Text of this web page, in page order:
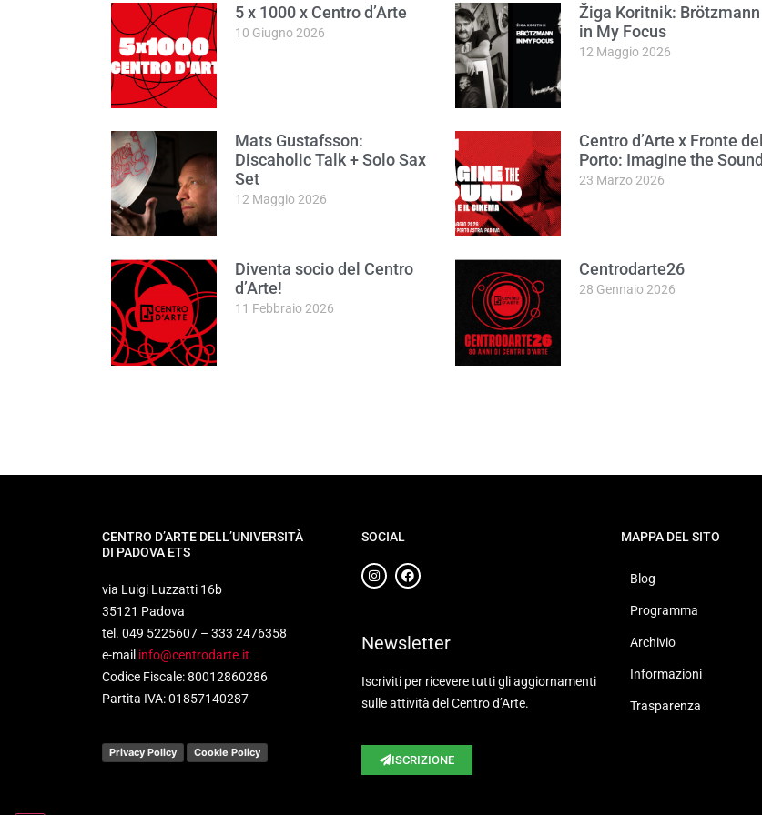
5 x 1000 x Centro d’Arte
10 Giugno 2026
Žiga Koritnik: Brötzmann
in My Focus
12 Maggio 2026
Mats Gustafsson:
Discaholic Talk + Solo Sax
Set
12 Maggio 2026
Centro d’Arte x Fronte del
Porto: Imagine the Sound
23 Marzo 2026
Diventa socio del Centro
d’Arte!
11 Febbraio 2026
Centrodarte26
28 Gennaio 2026
CENTRO D’ARTE DELL’UNIVERSITÀ
DI PADOVA ETS
via Luigi Luzzatti 16b
35121 Padova
tel. 049 5225607 – 333 2476358
e-mail info@centrodarte.it
Codice Fiscale: 80012860286
Partita IVA: 01857140287
Privacy Policy Cookie Policy
SOCIAL
Newsletter
Iscriviti per ricevere tutti gli aggiornamenti
sulle attività del Centro d’Arte.
ISCRIZIONE
MAPPA DEL SITO
Blog
Programma
Archivio
Informazioni
Trasparenza